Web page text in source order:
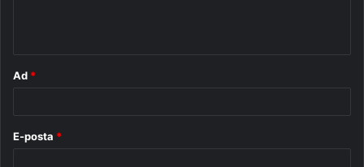
Ad *
E-posta *